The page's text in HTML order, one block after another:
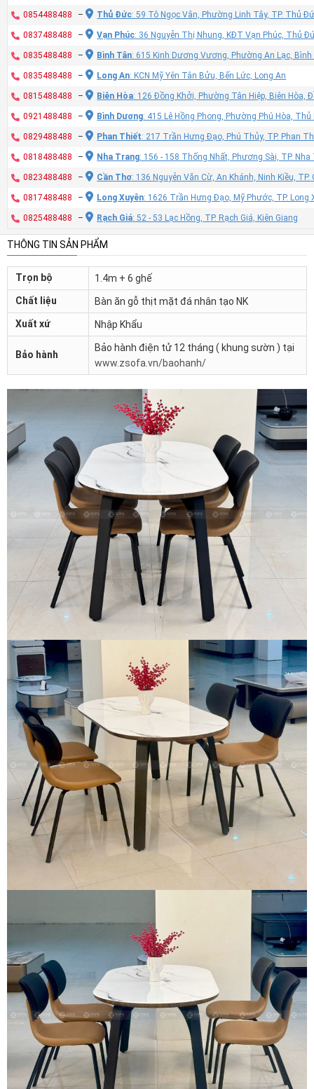
0854488488 – Thủ Đức: 59 Tô Ngọc Vân, Phường Linh Tây, TP. Thủ
0837488488 – Vạn Phúc: 36 Nguyễn Thị Nhung, KĐT Vạn Phúc, Thủ
0835488488 – Bình Tân: 615 Kinh Dương Vương, Phường An Lạc, Bình
0835488488 – Long An: KCN Mỹ Yên Tân Bửu, Bến Lức, Long An
0815488488 – Biên Hòa: 126 Đồng Khởi, Phường Tân Hiệp, Biên Hòa,
0921488488 – Bình Dương: 415 Lê Hồng Phong, Phường Phú Hòa,
0829488488 – Phan Thiết: 217 Trần Hưng Đạo, Phú Thủy, TP. Phan
0818488488 – Nha Trang: 156 - 158 Thống Nhất, Phương Sài, TP.
0823488488 – Cần Thơ: 136 Nguyễn Văn Cừ, An Khánh, Ninh Kiều,
0817488488 – Long Xuyên: 1626 Trần Hưng Đạo, Mỹ Phước, TP. Long
0825488488 – Rạch Giá: 52 - 53 Lạc Hồng, TP. Rạch Giá, Kiên Giang
THÔNG TIN SẢN PHẨM
Trọn bộ
1.4m + 6 ghế
Chất liệu
Bàn ăn gỗ thịt mặt đá nhân tạo NK
Xuất xứ
Nhập Khẩu
Bảo hành
Bảo hành điện tử 12 tháng ( khung sườn ) tại
www.zsofa.vn/baohanh/